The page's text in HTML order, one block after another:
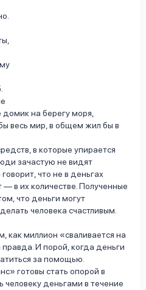
домик на берегу моря,
весь мир, в общем жил бы в
в которые упирается
зачастую не видят
что не в деньгах
в их количестве. Полученные
что деньги могут
человека счастливым.
как миллион «сваливается на
правда. И порой, когда деньги
за помощью.
готовы стать опорой в
деньгами в течение